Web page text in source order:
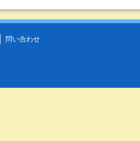
問い合わせ